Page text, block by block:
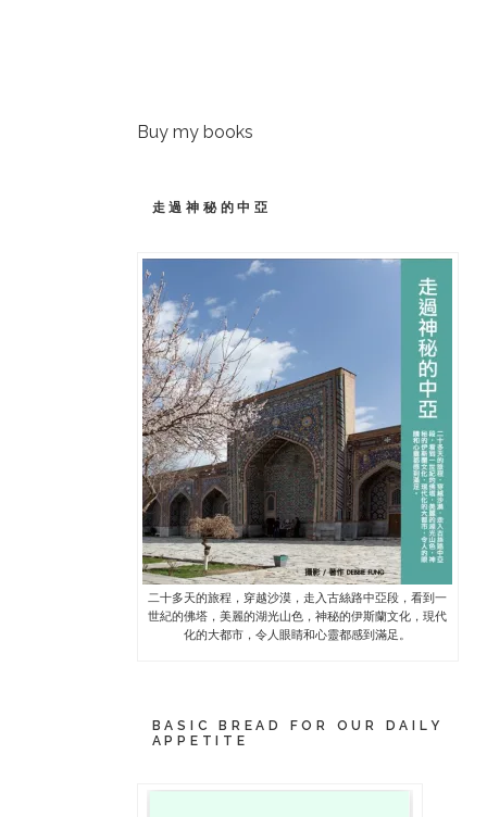
Buy my books
走過神秘的中亞
二十多天的旅程，穿越沙漠，走入古絲路中亞段，看到一
世紀的佛塔，美麗的湖光山色，神秘的伊斯蘭文化，現代
化的大都市，令人眼睛和心靈都感到滿足。
BASIC BREAD FOR OUR DAILY
APPETITE